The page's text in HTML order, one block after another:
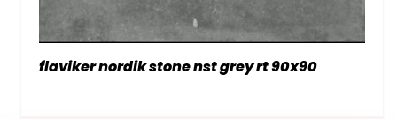
flaviker nordik stone nst grey rt 90x90